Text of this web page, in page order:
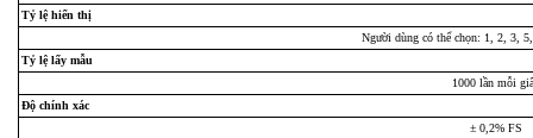
Tỷ lệ hiển thị
Người dùng có thể chọn: 1, 2, 3,
Tỷ lệ lấy mẫu
1000 lần mỗi
Độ chính xác
± 0,2% FS